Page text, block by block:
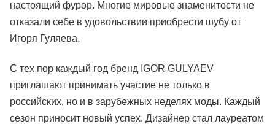
настоящий фурор. Многие мировые знаменитости не
отказали себе в удовольствии приобрести шубу от
Игоря Гуляева.
С тех пор каждый год бренд IGOR GULYAEV
приглашают принимать участие не только в
российских, но и в зарубежных неделях моды. Каждый
сезон приносит новый успех. Дизайнер стал лауреатом